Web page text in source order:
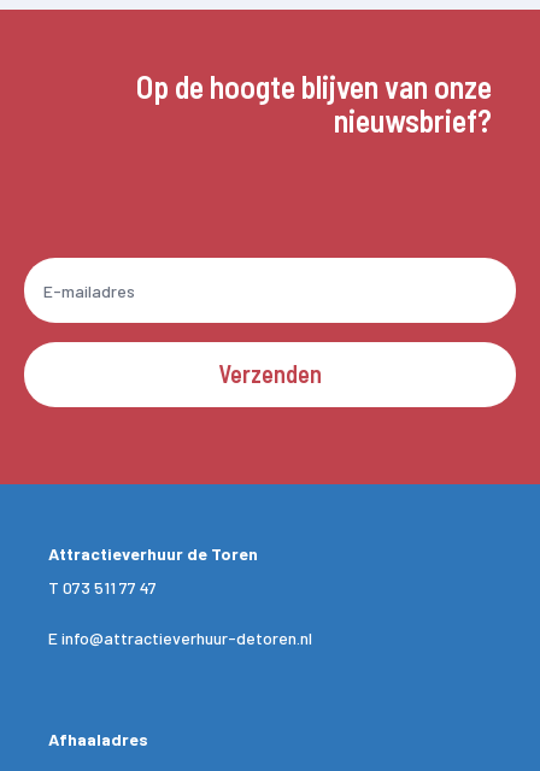
Op de hoogte blijven van onze
nieuwsbrief?
Verzenden
Attractieverhuur de Toren
T 073 511 77 47
Einfo@attractieverhuur-detoren.nl
Afhaaladres